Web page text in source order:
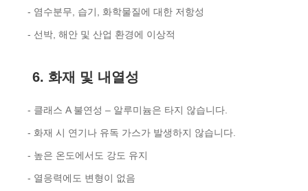
- 염수분무, 습기, 화학물질에 대한 저항성
- 선박, 해안 및 산업 환경에 이상적
6. 화재 및 내열성
- 클래스 A 불연성 – 알루미늄은 타지 않습니다.
- 화재 시 연기나 유독 가스가 발생하지 않습니다.
- 높은 온도에서도 강도 유지
- 열응력에도 변형이 없음